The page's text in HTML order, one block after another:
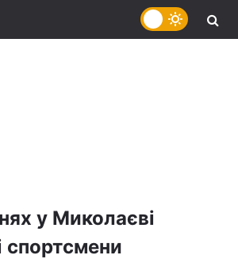
у Миколаєві
спортсмени